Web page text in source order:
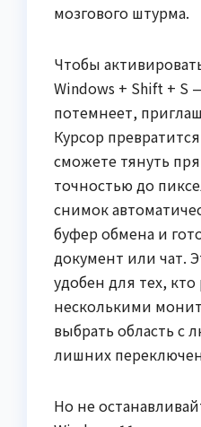
мозгового штурма.
Чтобы
Windows + Shift + S
потемнеет,
Курсор
сможете тянуть
точностью до
снимок
буфер обмена и
документ или чат.
удобен для тех, кто
несколькими
выбрать область с
лишних
Но не